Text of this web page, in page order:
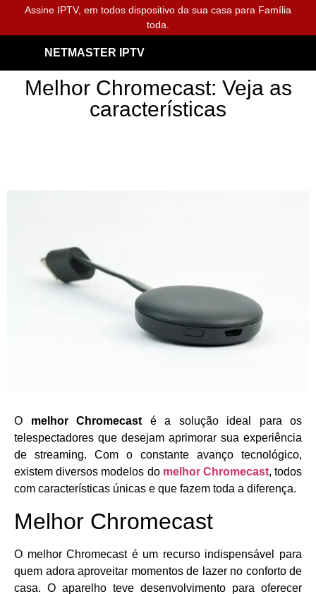
Assine IPTV, em todos dispositivo da sua casa para Família
toda.
NETMASTER IPTV
Melhor Chromecast: Veja as
características
O melhor Chromecast é a solução ideal para os
telespectadores que desejam aprimorar sua experiência
de streaming. Com o constante avanço tecnológico,
existem diversos modelos do melhor Chromecast, todos
com características únicas e que fazem toda a diferença.
Melhor Chromecast
O melhor Chromecast é um recurso indispensável para
quem adora aproveitar momentos de lazer no conforto de
casa. O aparelho teve desenvolvimento para oferecer